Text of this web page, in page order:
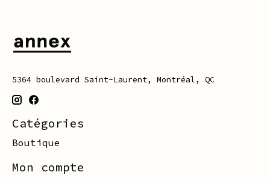
5364 boulevard Saint-Laurent, Montréal, QC
Catégories
Boutique
Mon compte